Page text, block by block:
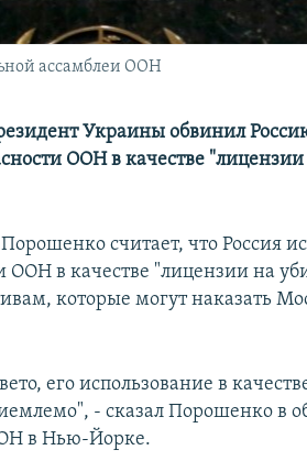
ассамблеи ООН
Украины обвинил
ООН в качестве
считает, что Россия
ООН в качестве "лицензии на
которые могут наказать
его использование в
- сказал Порошенко в
в Нью-Йорке.